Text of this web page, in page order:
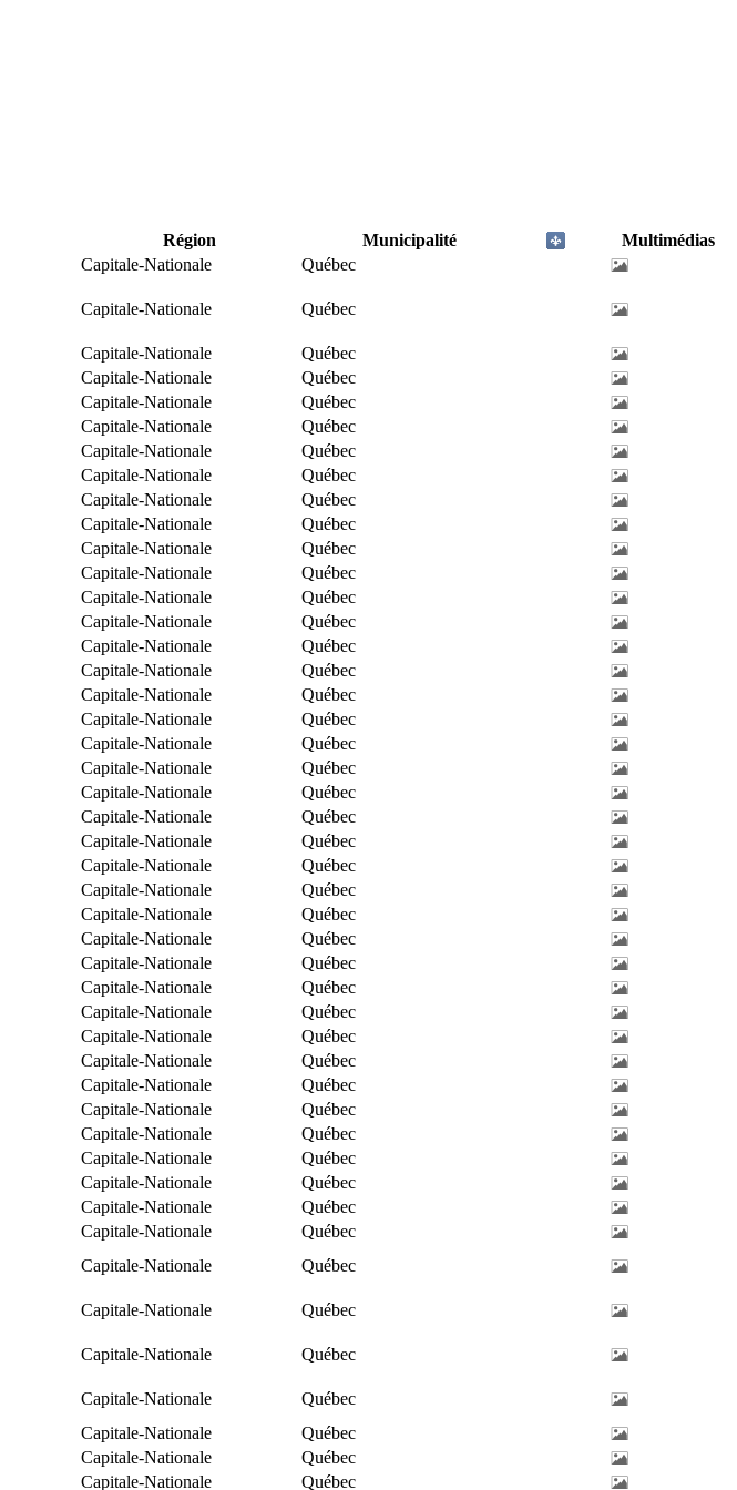
Région Municipalité
Multimédias
Capitale-Nationale
Québec
Capitale-Nationale Québec
Capitale-Nationale
Québec
Capitale-Nationale
Québec
Capitale-Nationale
Québec
Capitale-Nationale
Québec
Capitale-Nationale
Québec
Capitale-Nationale
Québec
Capitale-Nationale
Québec
Capitale-Nationale
Québec
Capitale-Nationale
Québec
Capitale-Nationale
Québec
Capitale-Nationale
Québec
Capitale-Nationale
Québec
Capitale-Nationale
Québec
Capitale-Nationale
Québec
Capitale-Nationale
Québec
Capitale-Nationale
Québec
Capitale-Nationale
Québec
Capitale-Nationale
Québec
Capitale-Nationale
Québec
Capitale-Nationale
Québec
Capitale-Nationale
Québec
Capitale-Nationale
Québec
Capitale-Nationale
Québec
Capitale-Nationale
Québec
Capitale-Nationale
Québec
Capitale-Nationale
Québec
Capitale-Nationale
Québec
Capitale-Nationale
Québec
Capitale-Nationale
Québec
Capitale-Nationale
Québec
Capitale-Nationale
Québec
Capitale-Nationale
Québec
Capitale-Nationale
Québec
Capitale-Nationale
Québec
Capitale-Nationale
Québec
Capitale-Nationale
Québec
Capitale-Nationale
Québec
Capitale-Nationale
Québec
Capitale-Nationale
Québec
Capitale-Nationale
Québec
Capitale-Nationale
Québec
Capitale-Nationale
Québec
Capitale-Nationale
Québec
Capitale-Nationale Québec